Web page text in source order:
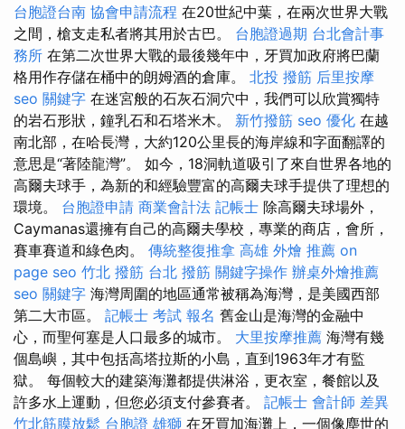
台胞證台南 協會申請流程 在20世紀中葉，在兩次世界大戰
之間，槍支走私者將其用於古巴。 台胞證過期 台北會計事
務所 在第二次世界大戰的最後幾年中，牙買加政府將巴蘭
格用作存儲在桶中的朗姆酒的倉庫。 北投 撥筋 后里按摩
seo 關鍵字 在迷宮般的石灰石洞穴中，我們可以欣賞獨特
的岩石形狀，鐘乳石和石塔米木。 新竹撥筋 seo 優化 在越
南北部，在哈長灣，大約120公里長的海岸線和字面翻譯的
意思是“著陸龍灣”。 如今，18洞軌道吸引了來自世界各地的
高爾夫球手，為新的和經驗豐富的高爾夫球手提供了理想的
環境。 台胞證申請 商業會計法 記帳士 除高爾夫球場外，
Caymanas還擁有自己的高爾夫學校，專業的商店，會所，
賽車賽道和綠色肉。 傳統整復推拿 高雄 外燴 推薦 on
page seo 竹北 撥筋 台北 撥筋 關鍵字操作 辦桌外燴推薦
seo 關鍵字 海灣周圍的地區通常被稱為海灣，是美國西部
第二大市區。 記帳士 考試 報名 舊金山是海灣的金融中
心，而聖何塞是人口最多的城市。 大里按摩推薦 海灣有幾
個島嶼，其中包括高塔拉斯的小島，直到1963年才有監
獄。 每個較大的建築海灘都提供淋浴，更衣室，餐館以及
許多水上運動，但您必須支付參賽者。 記帳士 會計師 差異
竹北筋膜放鬆 台胞證 雄獅 在牙買加海灘上，一個像塵世的